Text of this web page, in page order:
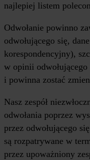
najlepiej listem
Odwołanie powinno
odwołującego się,
korespondencyjny),
w opinii odwołującego
i powinna zostać
Nasz zespół
odwołania poprzez
przez odwołującego
są rozpatrywane w
przez upoważniony